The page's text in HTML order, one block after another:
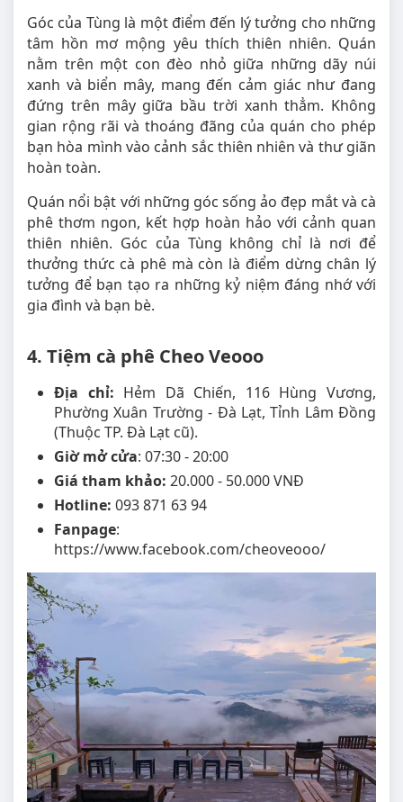
Góc của Tùng là một điểm đến lý tưởng cho những
tâm hồn mơ mộng yêu thích thiên nhiên. Quán
nằm trên một con đèo nhỏ giữa những dãy núi
xanh và biển mây, mang đến cảm giác như đang
đứng trên mây giữa bầu trời xanh thẳm. Không
gian rộng rãi và thoáng đãng của quán cho phép
bạn hòa mình vào cảnh sắc thiên nhiên và thư giãn
hoàn toàn.
Quán nổi bật với những góc sống ảo đẹp mắt và cà
phê thơm ngon, kết hợp hoàn hảo với cảnh quan
thiên nhiên. Góc của Tùng không chỉ là nơi để
thưởng thức cà phê mà còn là điểm dừng chân lý
tưởng để bạn tạo ra những kỷ niệm đáng nhớ với
gia đình và bạn bè.
4. Tiệm cà phê Cheo Veooo
Địa chỉ: Hẻm Dã Chiến, 116 Hùng Vương,
Phường Xuân Trường - Đà Lạt, Tỉnh Lâm Đồng
(Thuộc TP. Đà Lạt cũ).
Giờ mở cửa: 07:30 - 20:00
Giá tham khảo: 20.000 - 50.000 VNĐ
Hotline: 093 871 63 94
Fanpage:
https://www.facebook.com/cheoveooo/